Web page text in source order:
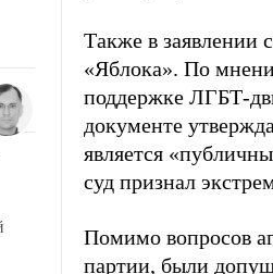
Также в заявлении
«Яблока». По
поддержке ЛГБТ-
документе
является
суд признал
Помимо вопросов
партии, были